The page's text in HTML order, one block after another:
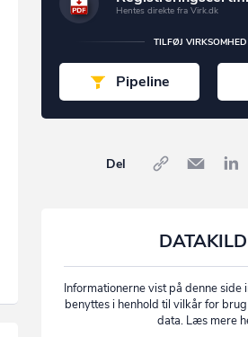
Hentes direkte fra Virk.dk
TILFØJ
Pipeline
Del
Informationerne vist på denne side
benyttes i henhold til vilkår for
data. Læs mere